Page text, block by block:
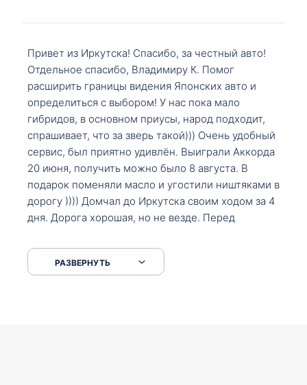
Привет из Иркутска! Спасибо, за честный авто!
Отдельное спасибо, Владимиру К. Помог
расширить границы видения Японских авто и
определиться с выбором! У нас пока мало
гибридов, в основном приусы, народ подходит,
спрашивает, что за зверь такой))) Очень удобный
сервис, был приятно удивлён. Выиграли Аккорда
20 июня, получить можно было 8 августа. В
подарок поменяли масло и угостили ништяками в
дорогу )))) Домчал до Иркутска своим ходом за 4
дня. Дорога хорошая, но не везде. Перед
серпантинах по пути следования.
РАЗВЕРНУТЬ